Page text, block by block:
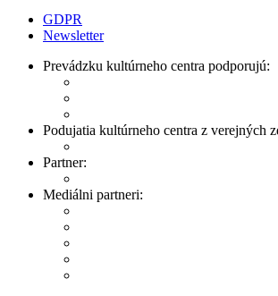
GDPR
Newsletter
Prevádzku kultúrneho centra podporujú:
Podujatia kultúrneho centra z verejných
Partner:
Mediálni partneri: